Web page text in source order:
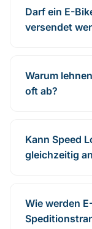
Darf ein E-
versendet
Warum
oft ab?
Kann Speed
gleichzeitig
Wie werden